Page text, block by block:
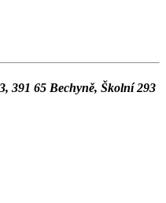
391 65 Bechyně, Školní 293